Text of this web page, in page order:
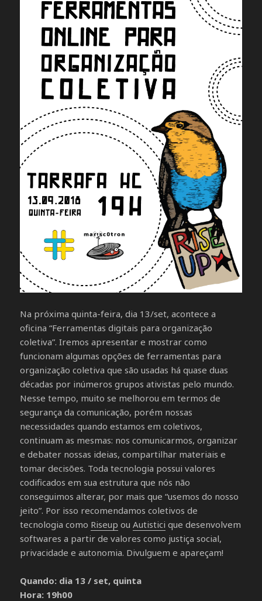
Na próxima quinta-feira, dia 13/set, acontece a
oficina “Ferramentas digitais para organização
coletiva”. Iremos apresentar e mostrar como
funcionam algumas opções de ferramentas para
organização coletiva que são usadas há quase duas
décadas por inúmeros grupos ativistas pelo mundo.
Nesse tempo, muito se melhorou em termos de
segurança da comunicação, porém nossas
necessidades quando estamos em coletivos,
continuam as mesmas: nos comunicarmos, organizar
e debater nossas ideias, compartilhar materiais e
tomar decisões. Toda tecnologia possui valores
codificados em sua estrutura que nós não
conseguimos alterar, por mais que “usemos do nosso
jeito”. Por isso recomendamos coletivos de
tecnologia como Riseup ouAutistici que desenvolvem
softwares a partir de valores como justiça social,
privacidade e autonomia. Divulguem e apareçam!
Quando: dia 13 / set, quinta
Hora: 19h00